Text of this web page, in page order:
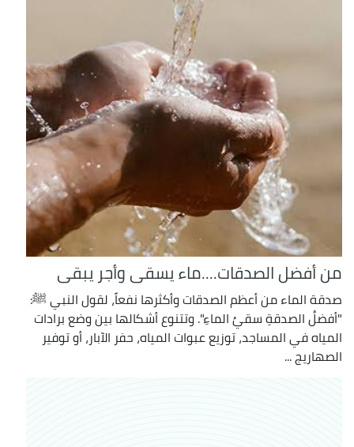
من أفضل الصدقات....ماء يسقى وأجر يبقى
صدقة الماء من أعظم الصدقات وأكثرها نفعاً، لقول النبي ﷺ:
"أفضلُ الصدقةِ سقيُ الماءِ". وتتنوع أشكالها بين وضع برادات
المياه في المساجد، توزيع عبوات المياه، حفر الآبار، أو توفير
الصهاريج ...